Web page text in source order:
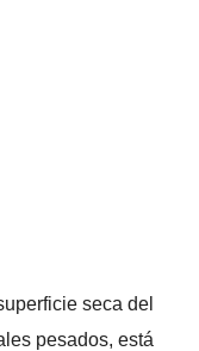
seca del
pesados, está